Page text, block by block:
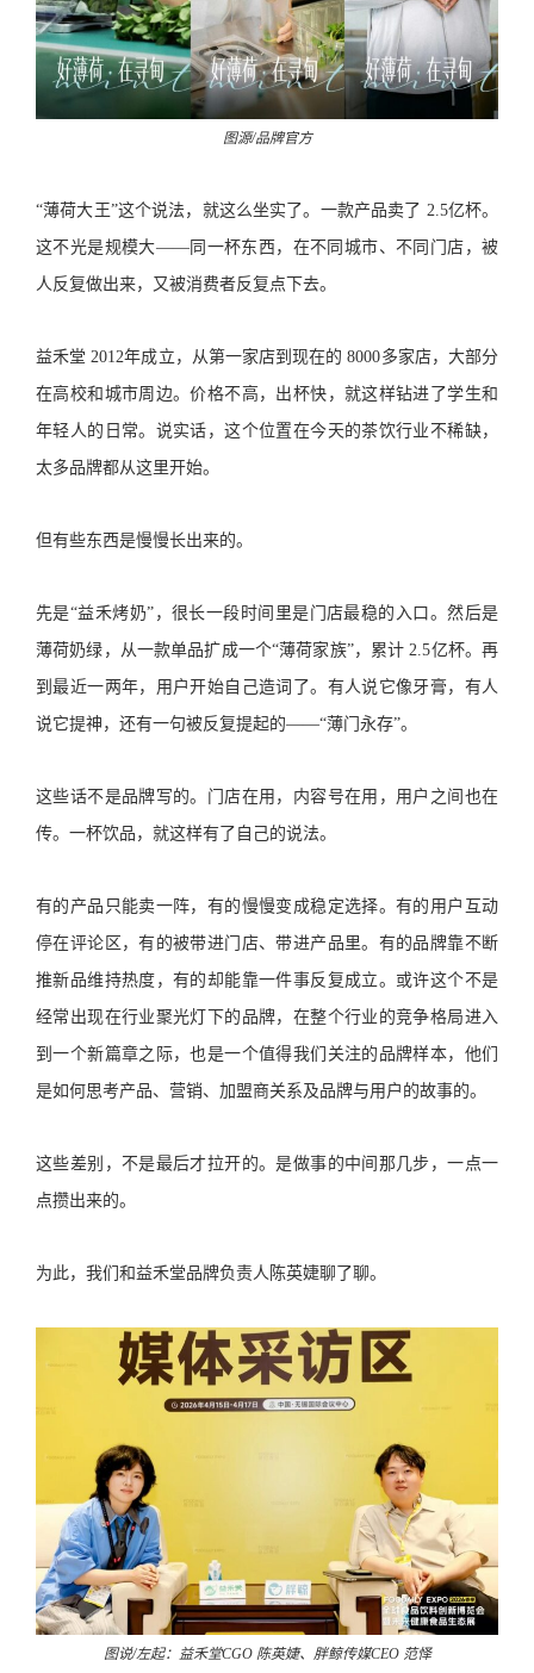
图源/品牌官方
“薄荷大王”这个说法，就这么坐实了。一款产品卖了 2.5亿杯。
这不光是规模大——同一杯东西，在不同城市、不同门店，被
人反复做出来，又被消费者反复点下去。
益禾堂 2012年成立，从第一家店到现在的 8000多家店，大部分
在高校和城市周边。价格不高，出杯快，就这样钻进了学生和
年轻人的日常。说实话，这个位置在今天的茶饮行业不稀缺，
太多品牌都从这里开始。
但有些东西是慢慢长出来的。
先是“益禾烤奶”，很长一段时间里是门店最稳的入口。然后是
薄荷奶绿，从一款单品扩成一个“薄荷家族”，累计 2.5亿杯。再
到最近一两年，用户开始自己造词了。有人说它像牙膏，有人
说它提神，还有一句被反复提起的——“薄门永存”。
这些话不是品牌写的。门店在用，内容号在用，用户之间也在
传。一杯饮品，就这样有了自己的说法。
有的产品只能卖一阵，有的慢慢变成稳定选择。有的用户互动
停在评论区，有的被带进门店、带进产品里。有的品牌靠不断
推新品维持热度，有的却能靠一件事反复成立。或许这个不是
经常出现在行业聚光灯下的品牌，在整个行业的竞争格局进入
到一个新篇章之际，也是一个值得我们关注的品牌样本，他们
是如何思考产品、营销、加盟商关系及品牌与用户的故事的。
这些差别，不是最后才拉开的。是做事的中间那几步，一点一
点攒出来的。
为此，我们和益禾堂品牌负责人陈英婕聊了聊。
图说/左起：益禾堂CGO 陈英婕、胖鲸传媒CEO 范怿